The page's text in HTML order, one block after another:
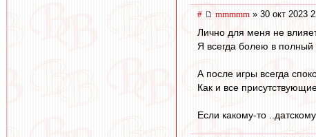
# mmmmm » 30 окт 2023
Лично для меня не
Я всегда болею в полный
А после игры всегда
Как и все
Если какому-то